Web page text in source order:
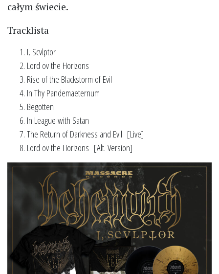
całym świecie.
Tracklista
I, Scvlptor
Lord ov the Horizons
Rise of the Blackstorm of Evil
In Thy Pandemaeternum
Begotten
In League with Satan
The Return of Darkness and Evil [Live]
Lord ov the Horizons [Alt. Version]